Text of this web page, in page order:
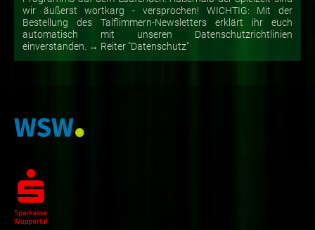
wir äußerst wortkarg - versprochen! WICHTIG: Mit der
Bestellung des Talflimmern-Newsletters erklärt ihr euch
automatisch mit unseren Datenschutzrichtlinien
einverstanden. → Reiter "Datenschutz"